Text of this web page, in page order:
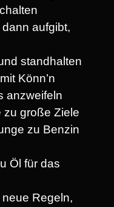
aufgibt,
standhalten
Könn’n
anzweifeln
zu große Ziele
zu Benzin
Öl für das
Regeln,